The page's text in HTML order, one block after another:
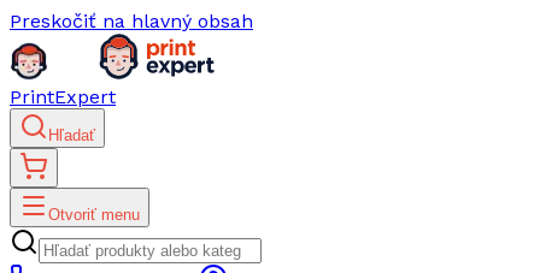
Preskočiť na hlavný obsah
PrintExpert
Hľadať
Otvoriť menu